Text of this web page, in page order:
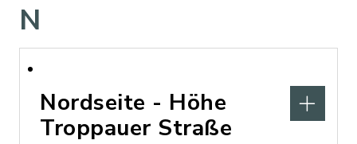
N
Nordseite - Höhe
Troppauer Straße